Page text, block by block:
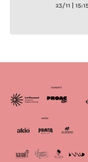
23/11 |